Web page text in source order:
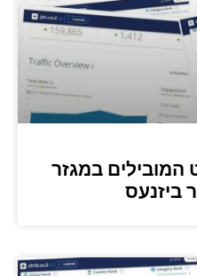
המובילים במגזר
ביזנעס